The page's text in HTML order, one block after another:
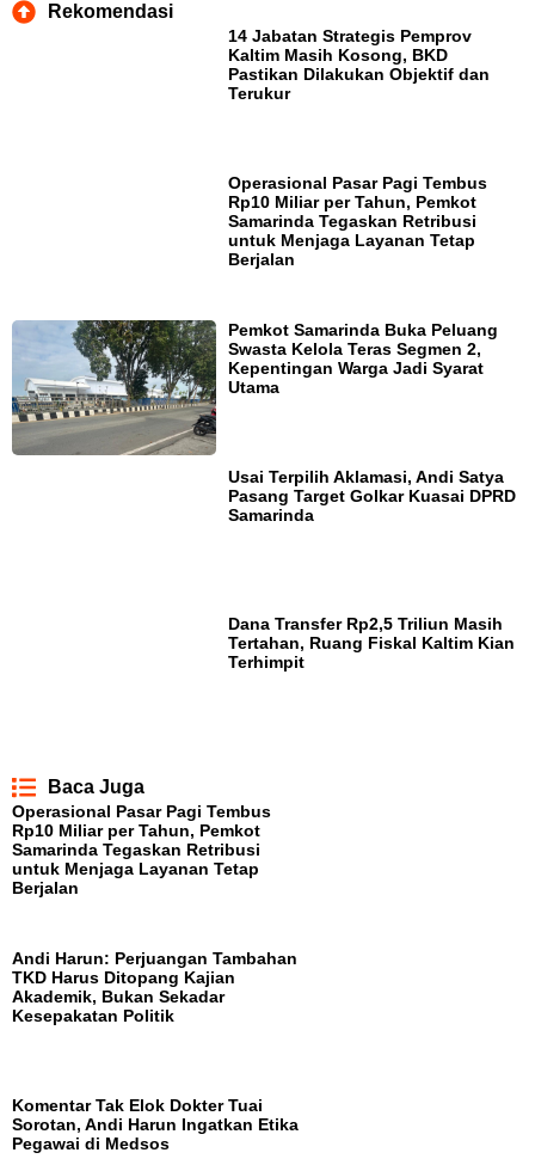
Rekomendasi
14 Jabatan Strategis Pemprov
Kaltim Masih Kosong, BKD
Pastikan Dilakukan Objektif dan
Terukur
Operasional Pasar Pagi Tembus
Rp10 Miliar per Tahun, Pemkot
Samarinda Tegaskan Retribusi
untuk Menjaga Layanan Tetap
Berjalan
Pemkot Samarinda Buka Peluang
Swasta Kelola Teras Segmen 2,
Kepentingan Warga Jadi Syarat
Utama
Usai Terpilih Aklamasi, Andi Satya
Pasang Target Golkar Kuasai DPRD
Samarinda
Dana Transfer Rp2,5 Triliun Masih
Tertahan, Ruang Fiskal Kaltim Kian
Terhimpit
Baca Juga
Operasional Pasar Pagi Tembus
Rp10 Miliar per Tahun, Pemkot
Samarinda Tegaskan Retribusi
untuk Menjaga Layanan Tetap
Berjalan
Andi Harun: Perjuangan Tambahan
TKD Harus Ditopang Kajian
Akademik, Bukan Sekadar
Kesepakatan Politik
Komentar Tak Elok Dokter Tuai
Sorotan, Andi Harun Ingatkan Etika
Pegawai di Medsos